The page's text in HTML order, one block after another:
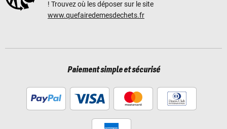
! Trouvez où les déposer sur le site
www.quefairedemesdechets.fr
Paiement simple et sécurisé